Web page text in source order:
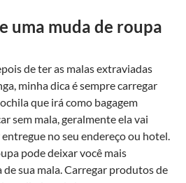
uma muda de roupa
de ter as malas extraviadas
minha dica é sempre carregar
que irá como bagagem
sem mala, geralmente ela vai
no seu endereço ou hotel.
pode deixar você mais
sua mala. Carregar produtos de